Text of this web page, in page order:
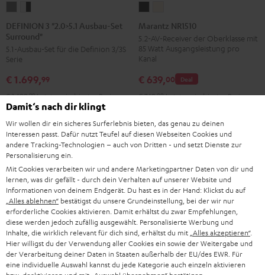
3
"2.0>5.1
Ausbau-
Set
Surround"
Anthrazit
3
"2.0>5.1
Ausbau-
Surround"
Weiß
/
Schwarz
DEFINION 3 "2.0>5.1 Ausbau-Set
Surround"
5.1-Ausbau-Set für die Definion 3/3S
Serie
€ 1.699,99
€ 1.499,99Letzter niedrigster Preis
€ 1.799,99Originalpreis
NR1510
Schwarz
NR1510
Silber-
Gold
Marantz NR1510
5.2-AV-Receiver der Oberklasse mit
85 Watt Ausgangsleistung pro
Kanal
Deal
€ 639,00
€ 749,00Letzter niedrigster Preis
Damit‘s nach dir klingt
Wir wollen dir ein sicheres Surferlebnis bieten, das genau zu deinen
Interessen passt. Dafür nutzt Teufel auf diesen Webseiten Cookies und
andere Tracking-Technologien – auch von Dritten - und setzt Dienste zur
Personalisierung ein.
Mit Cookies verarbeiten wir und andere Marketingpartner Daten von dir und
lernen, was dir gefällt - durch dein Verhalten auf unserer Website und
Informationen von deinem Endgerät. Du hast es in der Hand: Klickst du auf
„Alles ablehnen“ bestätigst du unsere Grundeinstellung, bei der wir nur
erforderliche Cookies aktivieren. Damit erhältst du zwar Empfehlungen,
diese werden jedoch zufällig ausgewählt. Personalisierte Werbung und
Inhalte, die wirklich relevant für dich sind, erhältst du mit „Alles akzeptieren“.
Hier willigst du der Verwendung aller Cookies ein sowie der Weitergabe und
der Verarbeitung deiner Daten in Staaten außerhalb der EU/des EWR. Für
eine individuelle Auswahl kannst du jede Kategorie auch einzeln aktivieren